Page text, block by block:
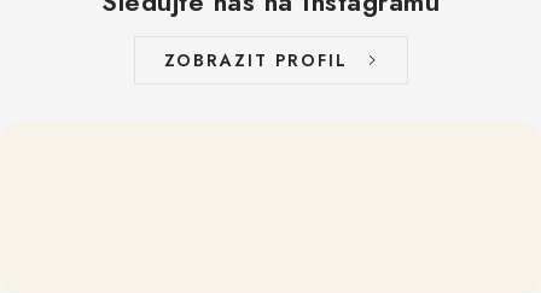
ZOBRAZIT PROFIL